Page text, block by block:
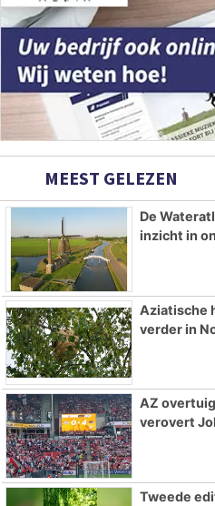
MEEST GELEZEN
De
inzicht in
Aziatische
verder in
AZ
verovert
Tweede